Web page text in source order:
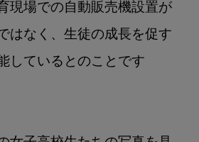
現場での自動販売機設置が
はなく、生徒の成長を促す
しているとのことです